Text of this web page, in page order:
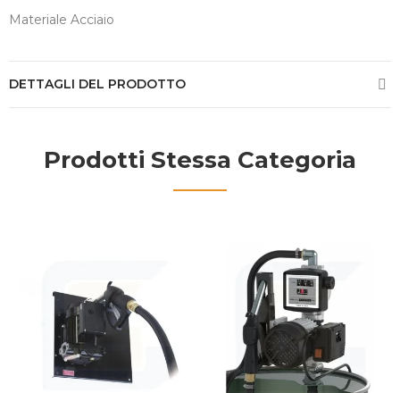
Materiale Acciaio
DETTAGLI DEL PRODOTTO
Prodotti Stessa Categoria